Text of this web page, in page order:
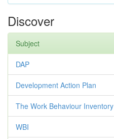
Discover
Subject
DAP
Development Action Plan
The Work Behaviour Inventory
WBI